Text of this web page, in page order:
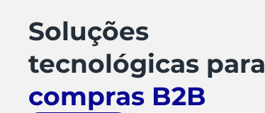
Soluções
tecnológicas para
compras B2B